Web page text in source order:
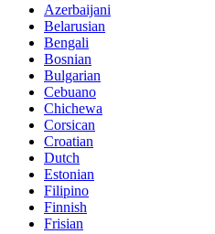
Azerbaijani
Belarusian
Bengali
Bosnian
Bulgarian
Cebuano
Chichewa
Corsican
Croatian
Dutch
Estonian
Filipino
Finnish
Frisian